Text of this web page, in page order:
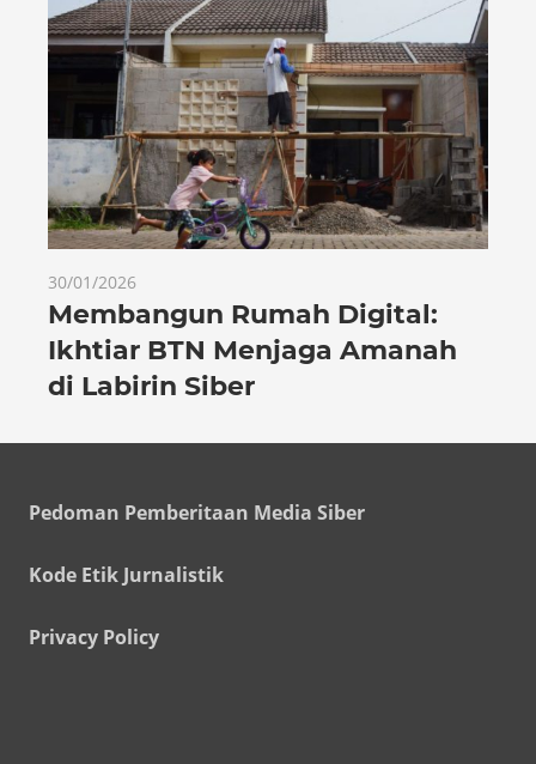
30/01/2026
Membangun Rumah Digital:
Ikhtiar BTN Menjaga Amanah
di Labirin Siber
Pedoman Pemberitaan Media Siber
Kode Etik Jurnalistik
Privacy Policy